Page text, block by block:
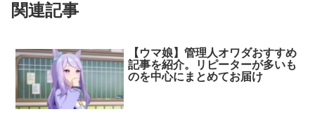
関連記事
【ウマ娘】管理人オワダおすすめ
記事を紹介。リピーターが多いも
のを中心にまとめてお届け